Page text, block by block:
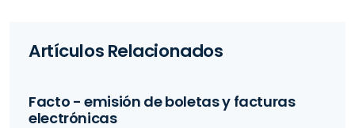
Artículos Relacionados
Facto - emisión de boletas y facturas
electrónicas